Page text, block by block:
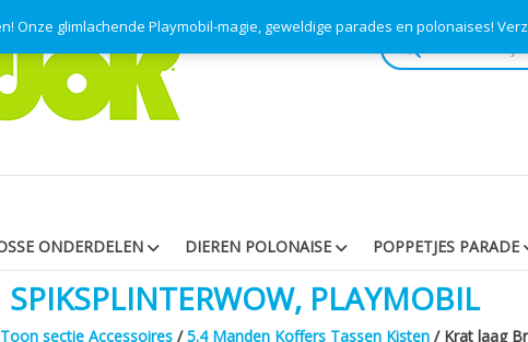
Onze glimlachende Playmobil-magie, geweldige parades en polonaises!
Producten
ONDERDELEN DIEREN POLONAISE POPPETJES PARADE
SPIKSPLINTERWOW, PLAYMOBIL
Toon sectie Accessoires/5.4 Manden Koffers Tassen Kisten/ Krat laag